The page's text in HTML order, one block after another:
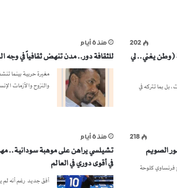
202
(وطن يغني.. لي
بل بما تتركه في
منذ 6 أيام
للثقافة دور.. مدن تنهض ثقافياً في وجه
مغيرة حربية بينما
والنزوح والأزمات
218
الصويم
فرنساوي كلوحة
منذ 6 أيام
تشيلسي يراهن على موهبة سودانية..
في أقوى دوري في العالم
أفق جديد رغم أنه لم